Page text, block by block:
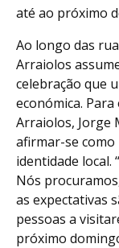
até ao próximo
Ao longo das
Arraiolos
celebração que
económica.
Arraiolos, Jorge
afirmar-se
identidade local.
Nós
as expectativas
pessoas a
próximo